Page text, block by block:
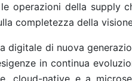
operazioni della supply
completezza della
digitale di nuova
in continua
cloud-native e a